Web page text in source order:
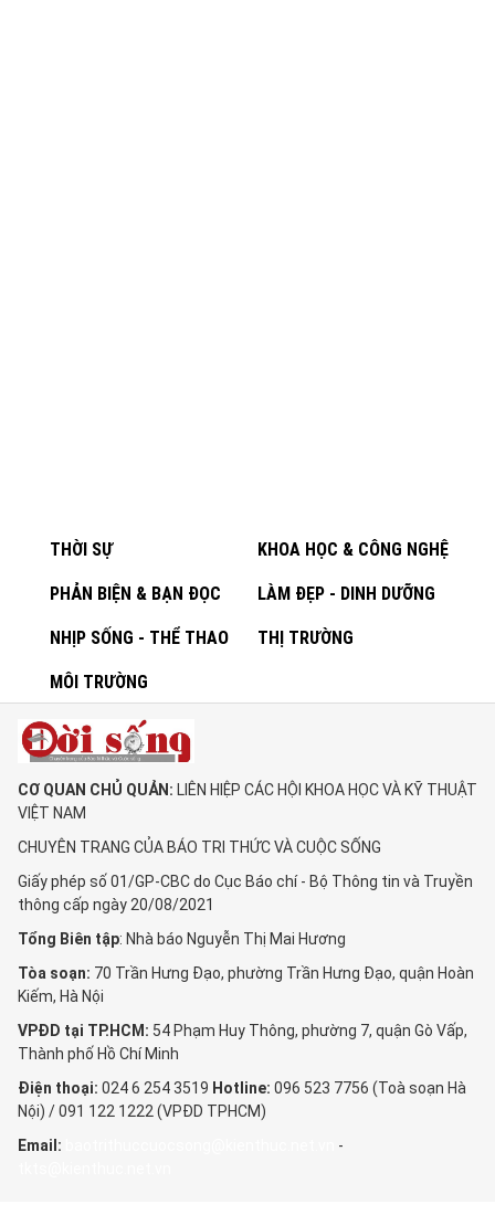
THỜI SỰ KHOA HỌC & CÔNG NGHỆ
PHẢN BIỆN & BẠN ĐỌC LÀM ĐẸP - DINH DƯỠNG
NHỊP SỐNG - THỂ THAO THỊ TRƯỜNG
MÔI TRƯỜNG
CƠ QUAN CHỦ QUẢN: LIÊN HIỆP CÁC HỘI KHOA HỌC VÀ KỸ THUẬT
VIỆT NAM
CHUYÊN TRANG CỦA BÁO TRI THỨC VÀ CUỘC SỐNG
Giấy phép số 01/GP-CBC do Cục Báo chí - Bộ Thông tin và Truyền
thông cấp ngày 20/08/2021
Tổng Biên tập: Nhà báo Nguyễn Thị Mai Hương
Tòa soạn: 70 Trần Hưng Đạo, phường Trần Hưng Đạo, quận Hoàn
Kiếm, Hà Nội
VPĐD tại TP.HCM: 54 Phạm Huy Thông, phường 7, quận Gò Vấp,
Thành phố Hồ Chí Minh
Điện thoại: 024 6 254 3519 Hotline: 096 523 7756 (Toà soạn Hà
Nội) / 091 122 1222 (VPĐD TPHCM)
Email:
-